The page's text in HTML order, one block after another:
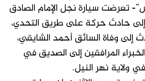
تعرضت سيارة نجل الإمام الصادق
إلى حادث حركة على طريق التحدي،
إلى وفاة السائق أحمد الشايقي،
المرافقين إلى الصديق في
ولاية نهر النيل.